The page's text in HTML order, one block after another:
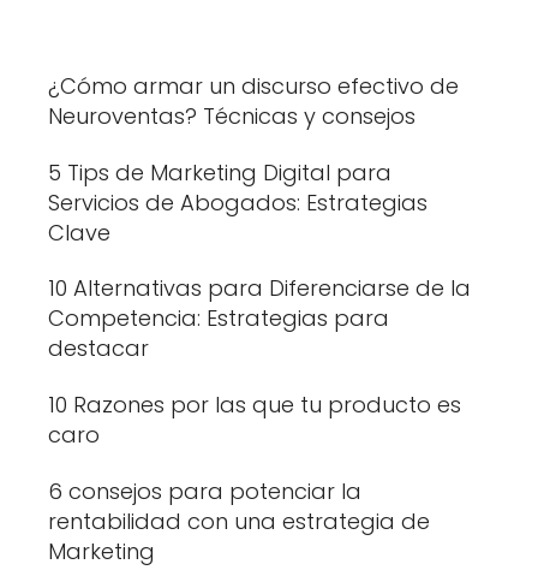
¿Cómo armar un discurso efectivo de
Neuroventas? Técnicas y consejos
5 Tips de Marketing Digital para
Servicios de Abogados: Estrategias
Clave
10 Alternativas para Diferenciarse de la
Competencia: Estrategias para
destacar
10 Razones por las que tu producto es
caro
6 consejos para potenciar la
rentabilidad con una estrategia de
Marketing